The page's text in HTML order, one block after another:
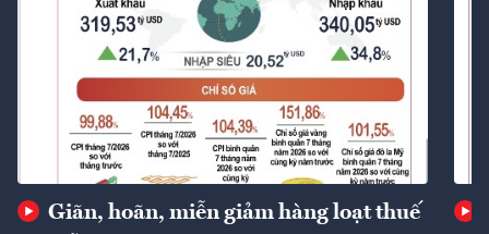
Giãn, hoãn, miễn giảm hàng loạt thuế